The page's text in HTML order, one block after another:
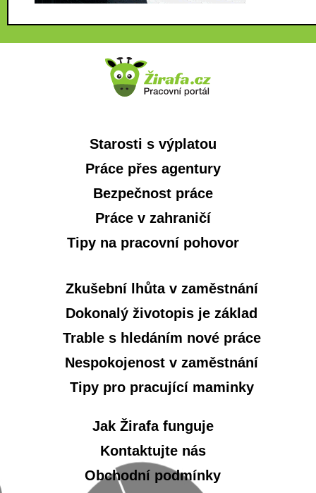
Starosti s výplatou
Práce přes agentury
Bezpečnost práce
Práce v zahraničí
Tipy na pracovní pohovor
Zkušební lhůta v zaměstnání
Dokonalý životopis je základ
Trable s hledáním nové práce
Nespokojenost v zaměstnání
Tipy pro pracující maminky
Jak Žirafa funguje
Kontaktujte nás
Obchodní podmínky